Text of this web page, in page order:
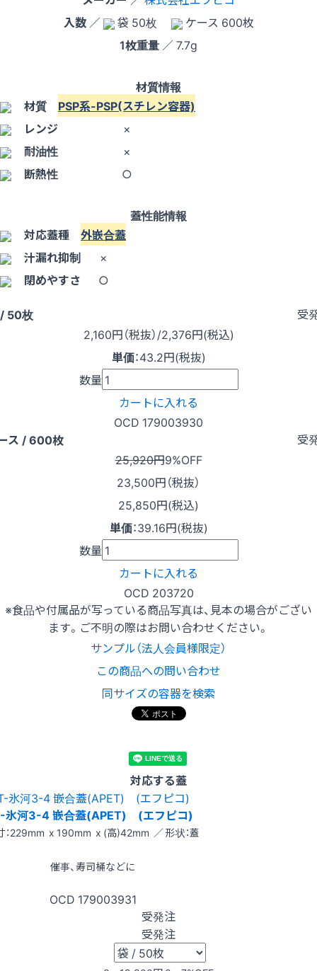
入数／ 袋 50枚
ケース 600枚
1枚重量 ／ 7.7g
材質情報
材質 PSP系-PSP(スチレン容器)
レンジ
×
耐油性
×
断熱性
○
蓋性能情報
対応蓋種 外嵌合蓋
汁漏れ抑制
×
閉めやすさ
○
50枚
受
2,160円（税抜）/2,376円(税込)
単価：43.2円(税抜)
数量
カートに入れる
OCD 179003930
ス / 600枚
受
25,920円9%OFF
23,500円（税抜）
25,850円(税込)
単価：39.16円(税抜)
数量
カートに入れる
OCD 203720
※食品や付属品が写っている商品写真は、見本の場合がござい
ます。ご不明の際はお問い合わせください。
サンプル（法人会員様限定）
この商品への問い合わせ
同サイズの容器を検索
対応する蓋
氷河3-4 嵌合蓋(APET) (エフピコ)
：229mm x 190mm x (高)42mm ／ 形状：蓋
催事、寿司桶などに
OCD 179003931
受発注
受発注